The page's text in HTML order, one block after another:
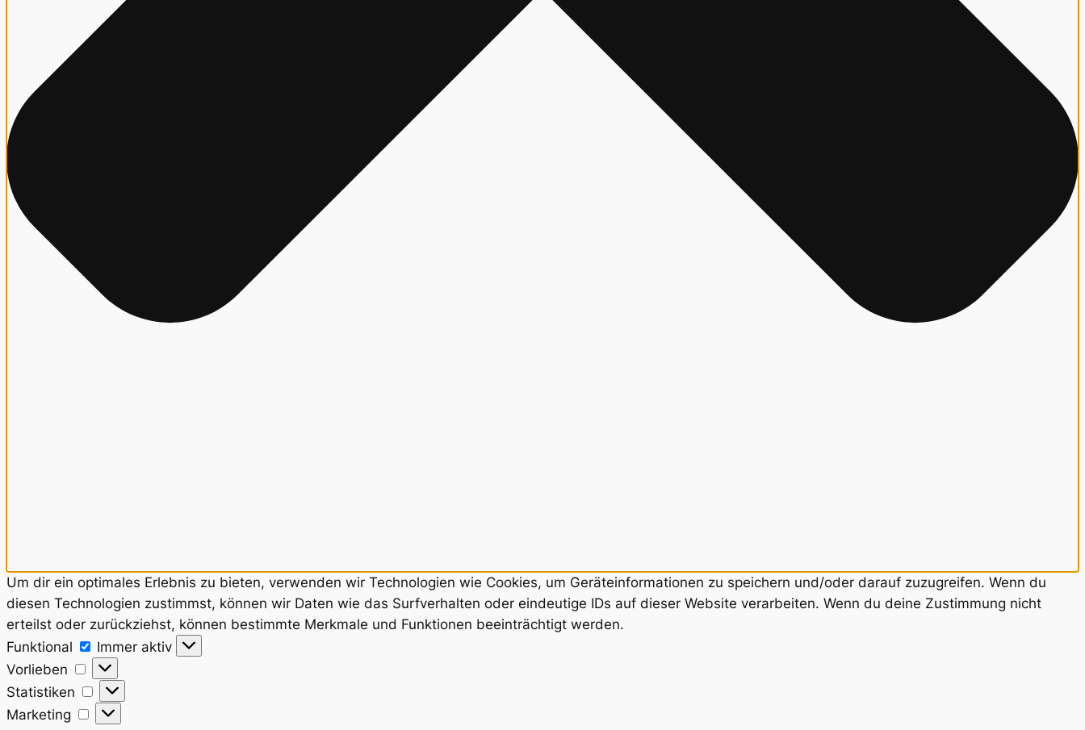
Um dir ein optimales Erlebnis zu bieten, verwenden wir Technologien wie Cookies, um Geräteinformationen zu speichern und/oder darauf zuzugreifen. Wenn du
diesen Technologien zustimmst, können wir Daten wie das Surfverhalten oder eindeutige IDs auf dieser Website verarbeiten. Wenn du deine Zustimmung nicht
erteilst oder zurückziehst, können bestimmte Merkmale und Funktionen beeinträchtigt werden.
Funktional
Funktional
Immer aktiv
Vorlieben
Vorlieben
Statistiken
Statistiken
Marketing
Marketing